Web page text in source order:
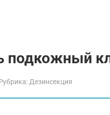
подкожный
Дезинсекция